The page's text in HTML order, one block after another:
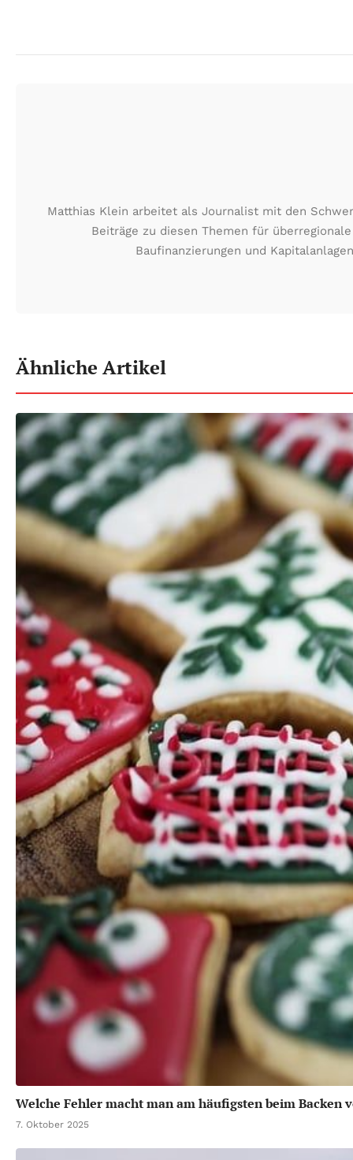
Matthias Klein arbeitet als Journalist mit den
Beiträge zu diesen Themen für
Baufinanzierungen und
Ähnliche Artikel
Welche Fehler macht man am häufigsten beim Backen
7. Oktober 2025